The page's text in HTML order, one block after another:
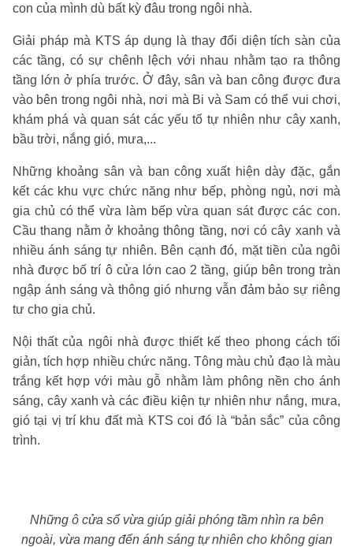
con của mình dù bất kỳ đâu trong ngôi nhà.
Giải pháp mà KTS áp dụng là thay đổi diện tích sàn của
các tầng, có sự chênh lệch với nhau nhằm tạo ra thông
tầng lớn ở phía trước. Ở đây, sân và ban công được đưa
vào bên trong ngôi nhà, nơi mà Bi và Sam có thể vui chơi,
khám phá và quan sát các yếu tố tự nhiên như cây xanh,
bầu trời, nắng gió, mưa,...
Những khoảng sân và ban công xuất hiện dày đặc, gắn
kết các khu vực chức năng như bếp, phòng ngủ, nơi mà
gia chủ có thể vừa làm bếp vừa quan sát được các con.
Cầu thang nằm ở khoảng thông tầng, nơi có cây xanh và
nhiều ánh sáng tự nhiên. Bên cạnh đó, mặt tiền của ngôi
nhà được bố trí ô cửa lớn cao 2 tầng, giúp bên trong tràn
ngập ánh sáng và thông gió nhưng vẫn đảm bảo sự riêng
tư cho gia chủ.
Nội thất của ngôi nhà được thiết kế theo phong cách tối
giản, tích hợp nhiều chức năng. Tông màu chủ đạo là màu
trắng kết hợp với màu gỗ nhằm làm phông nền cho ánh
sáng, cây xanh và các điều kiện tự nhiên như nắng, mưa,
gió tại vị trí khu đất mà KTS coi đó là “bản sắc” của công
trình.
Những ô cửa sổ vừa giúp giải phóng tầm nhìn ra bên
ngoài, vừa mang đến ánh sáng tự nhiên cho không gian